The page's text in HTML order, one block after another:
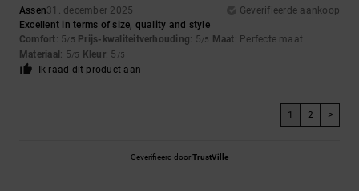
Assen31. december 2025
Geverifieerde aankoop
Excellent in terms of size, quality and style
Comfort: 5/5 Prijs-kwaliteitverhouding: 5/5 Maat: Perfecte maat
Materiaal : 5/5 Kleur: 5 /5
Ik raad dit product aan
1 2 >
Geverifieerd doorTrustVille